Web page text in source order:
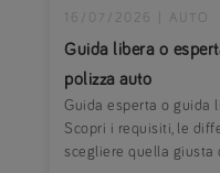
Guida libera o
polizza auto
16/07/2026 AUTO
Guida esperta o guida
Scopri i requisiti, le
scegliere quella giusta